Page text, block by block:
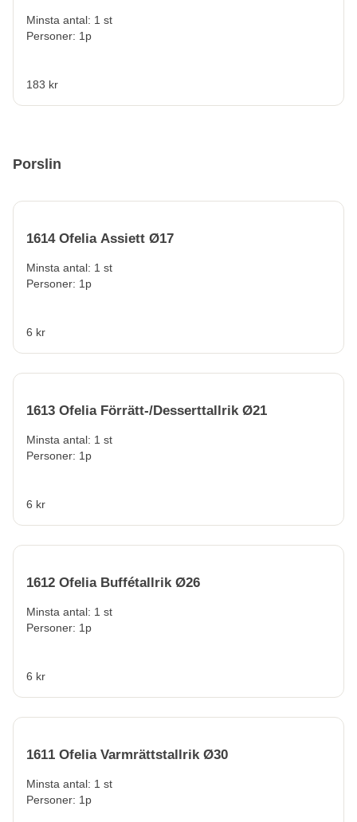
Minsta antal: 1 st
Personer: 1p
183 kr
Porslin
1614 Ofelia Assiett Ø17
Minsta antal: 1 st
Personer: 1p
6 kr
1613 Ofelia Förrätt-/Desserttallrik Ø21
Minsta antal: 1 st
Personer: 1p
6 kr
1612 Ofelia Buffétallrik Ø26
Minsta antal: 1 st
Personer: 1p
6 kr
1611 Ofelia Varmrättstallrik Ø30
Minsta antal: 1 st
Personer: 1p